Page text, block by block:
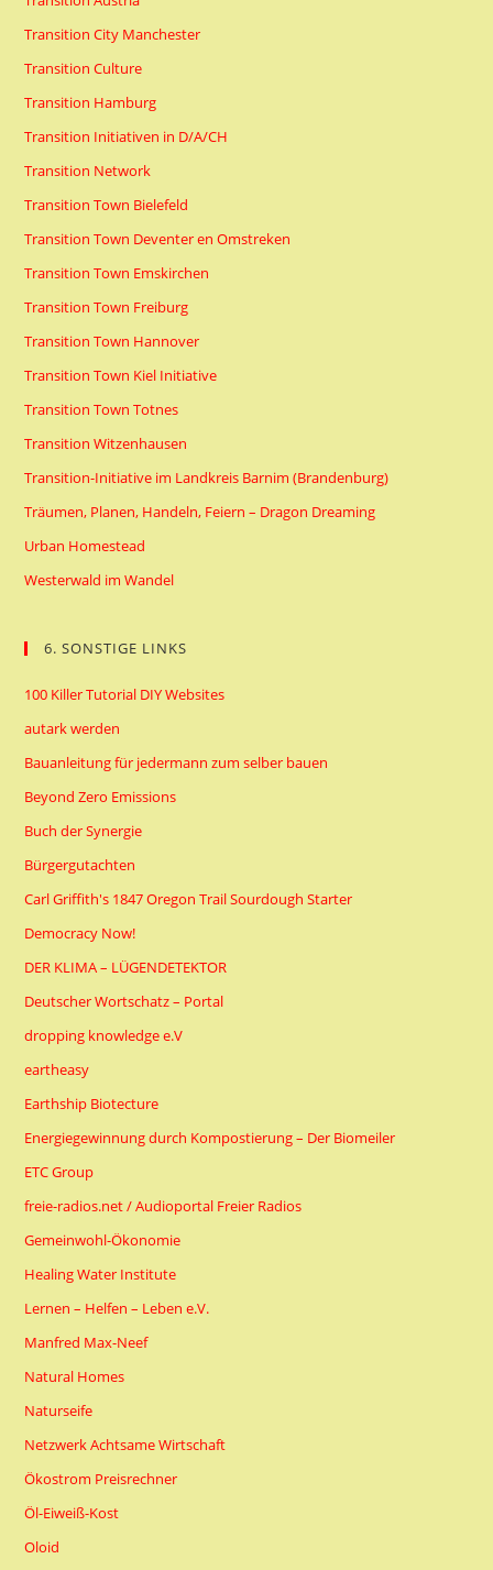
Transition City Manchester
Transition Culture
Transition Hamburg
Transition Initiativen in D/A/CH
Transition Network
Transition Town Bielefeld
Transition Town Deventer en Omstreken
Transition Town Emskirchen
Transition Town Freiburg
Transition Town Hannover
Transition Town Kiel Initiative
Transition Town Totnes
Transition Witzenhausen
Transition-Initiative im Landkreis Barnim (Brandenburg)
Träumen, Planen, Handeln, Feiern – Dragon Dreaming
Urban Homestead
Westerwald im Wandel
6. SONSTIGE LINKS
100 Killer Tutorial DIY Websites
autark werden
Bauanleitung für jedermann zum selber bauen
Beyond Zero Emissions
Buch der Synergie
Bürgergutachten
Carl Griffith's 1847 Oregon Trail Sourdough Starter
Democracy Now!
DER KLIMA – LÜGENDETEKTOR
Deutscher Wortschatz – Portal
dropping knowledge e.V
eartheasy
Earthship Biotecture
Energiegewinnung durch Kompostierung – Der Biomeiler
ETC Group
freie-radios.net / Audioportal Freier Radios
Gemeinwohl-Ökonomie
Healing Water Institute
Lernen – Helfen – Leben e.V.
Manfred Max-Neef
Natural Homes
Naturseife
Netzwerk Achtsame Wirtschaft
Ökostrom Preisrechner
Öl-Eiweiß-Kost
Oloid